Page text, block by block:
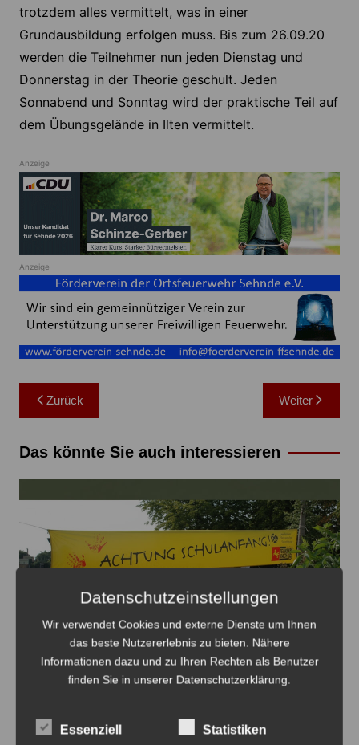
trotzdem alles vermittelt, was in einer
Grundausbildung erfolgen muss. Bis zum 26.09.20
werden die Teilnehmer nun jeden Dienstag und
Donnerstag in der Theorie geschult. Jeden
Sonnabend und Sonntag wird der praktische Teil auf
dem Übungsgelände in Ilten vermittelt.
Anzeige
Anzeige
Beitragsnavigation
Zurück Weiter
Das könnte Sie auch interessieren
Ab nächster Woche heißt es in Sehnde wieder: Achtung
Einschulung 2026 in Sehnde: Rücksicht
Datenschutzeinstellungen
Wir verwendet Cookies und externe Dienste um Ihnen
das beste Nutzererlebnis zu bieten. Nähere
Informationen dazu und zu Ihren Rechten als Benutzer
finden Sie in unserer Datenschutzerklärung.
Essenziell Statistiken